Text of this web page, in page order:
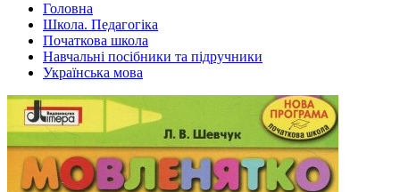
Головна
Школа. Педагогіка
Початкова школа
Навчальні посібники та підручники
Українська мова